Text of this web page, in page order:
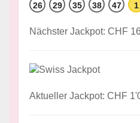
26 29 35 38 47 1
Nächster Jackpot: CHF
Aktueller Jackpot: CHF